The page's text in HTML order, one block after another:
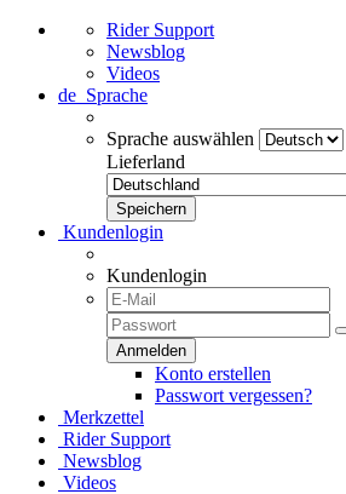
Rider Support
Newsblog
Videos
de Sprache
Sprache auswählen
Lieferland
Kundenlogin
Kundenlogin
Konto erstellen
Passwort vergessen?
Merkzettel
Rider Support
Newsblog
Videos